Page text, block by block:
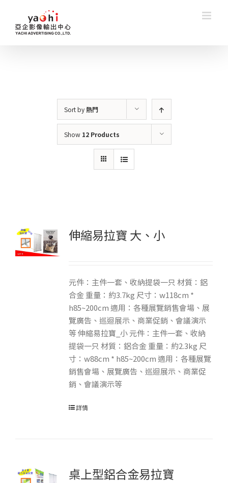
content
Sort by熱門
Show 12 Products
伸縮易拉寶 大、小
元件：主件一套、收納提袋一只 材質：鋁
合金 重量：約3.7kg 尺寸：w118cm *
h85~200cm 適用：各種展覽銷售會場、展
覽廣告、巡迴展示、商業促銷、會議演示
等 伸縮易拉寶_小 元件：主件一套、收納
提袋一只 材質：鋁合金 重量：約2.3kg 尺
寸：w88cm * h85~200cm 適用：各種展覽
銷售會場、展覽廣告、巡迴展示、商業促
銷、會議演示等
詳情
桌上型鋁合金易拉寶